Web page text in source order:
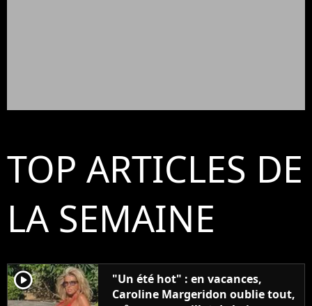
TOP ARTICLES DE
LA SEMAINE
player2
"Un été hot" : en vacances,
Caroline Margeridon oublie tout,